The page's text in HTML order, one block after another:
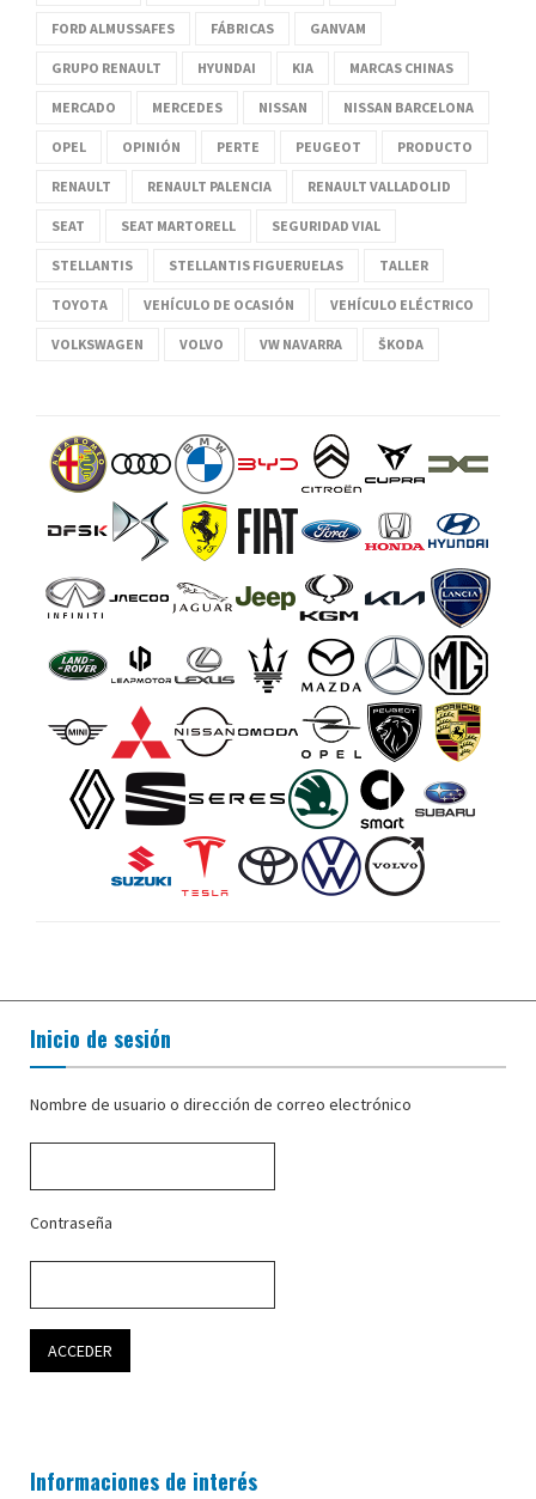
FORD ALMUSSAFES FÁBRICAS GANVAM
GRUPO RENAULT HYUNDAI KIA MARCAS CHINAS
MERCADO MERCEDES NISSAN NISSAN BARCELONA
OPEL OPINIÓN PERTE PEUGEOT PRODUCTO
RENAULT RENAULT PALENCIA RENAULT VALLADOLID
SEAT SEAT MARTORELL SEGURIDAD VIAL
STELLANTIS STELLANTIS FIGUERUELAS TALLER
TOYOTA VEHÍCULO DE OCASIÓN VEHÍCULO ELÉCTRICO
VOLKSWAGEN VOLVO VW NAVARRA ŠKODA
Inicio de sesión
Nombre de usuario o dirección de correo electrónico
Contraseña
Informaciones de interés